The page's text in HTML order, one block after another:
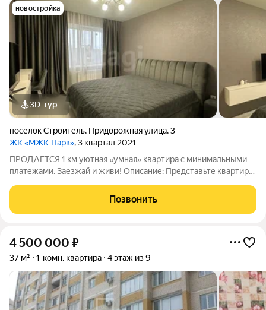
новостройка
3D-тур
посёлок Строитель, Придорожная улица,3
ЖК «МЖК-Парк», 3 квартал 2021
ПРОДАЕТСЯ 1 км уютная «умная» квартира с минимальными
платежами. Заезжай и живи! Описание: Представьте квартиру,
лампочку, ни вилку.
Позвонить
4 500 000 ₽
37 м² 1-комн. квартира 4 этаж из 9